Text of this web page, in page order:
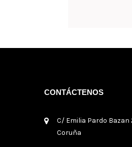
CONTÁCTENOS
C/ Emilia Pardo Bazan
Coruña